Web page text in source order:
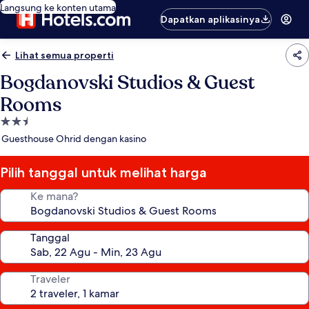
Langsung ke konten utama
Dapatkan aplikasinya
Lihat semua properti
Bogdanovski Studios & Guest
Rooms
Properti
bintang
Guesthouse Ohrid dengan kasino
Pilih tanggal untuk melihat harga
Ke mana?
Tanggal
Traveler